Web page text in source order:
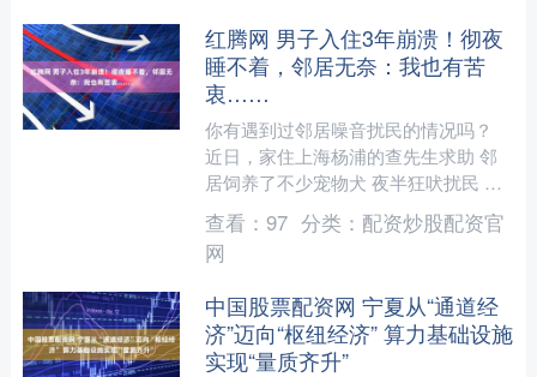
红腾网 男子入住3年崩溃！彻夜
睡不着，邻居无奈：我也有苦
衷……
你有遇到过邻居噪音扰民的情况吗？
近日，家住上海杨浦的查先生求助 邻
居饲养了不少宠物犬 夜半狂吠扰民 他
们一家不堪其扰 据查先生提供的视
频，夜深人静时，狗狗集体....
查看： 97 分类： 配资炒股配资官
网
中国股票配资网 宁夏从“通道经
济”迈向“枢纽经济” 算力基础设施
实现“量质齐升”